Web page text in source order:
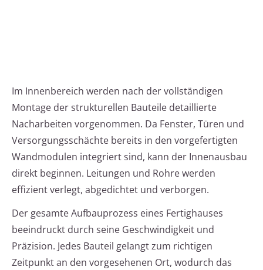
Im Innenbereich werden nach der vollständigen
Montage der strukturellen Bauteile detaillierte
Nacharbeiten vorgenommen. Da Fenster, Türen und
Versorgungsschächte bereits in den vorgefertigten
Wandmodulen integriert sind, kann der Innenausbau
direkt beginnen. Leitungen und Rohre werden
effizient verlegt, abgedichtet und verborgen.
Der gesamte Aufbauprozess eines Fertighauses
beeindruckt durch seine Geschwindigkeit und
Präzision. Jedes Bauteil gelangt zum richtigen
Zeitpunkt an den vorgesehenen Ort, wodurch das